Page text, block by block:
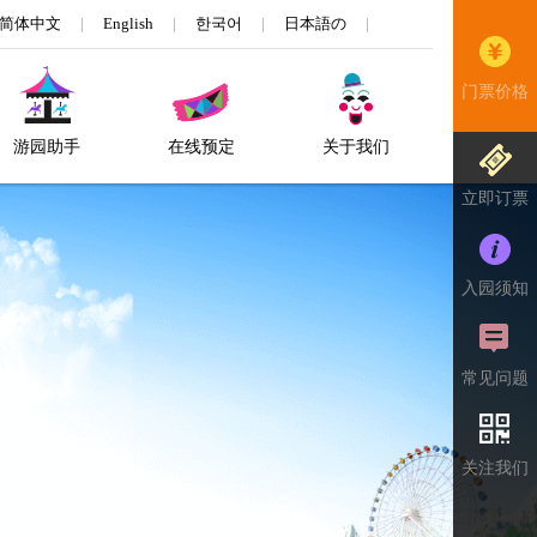
简体中文 | English | 한국어 | 日本語の |
游园助手 在线预定 关于我们
门票价格
立即订票
入园须知
常见问题
关注我们